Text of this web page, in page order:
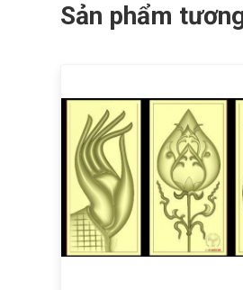
Sản phẩm